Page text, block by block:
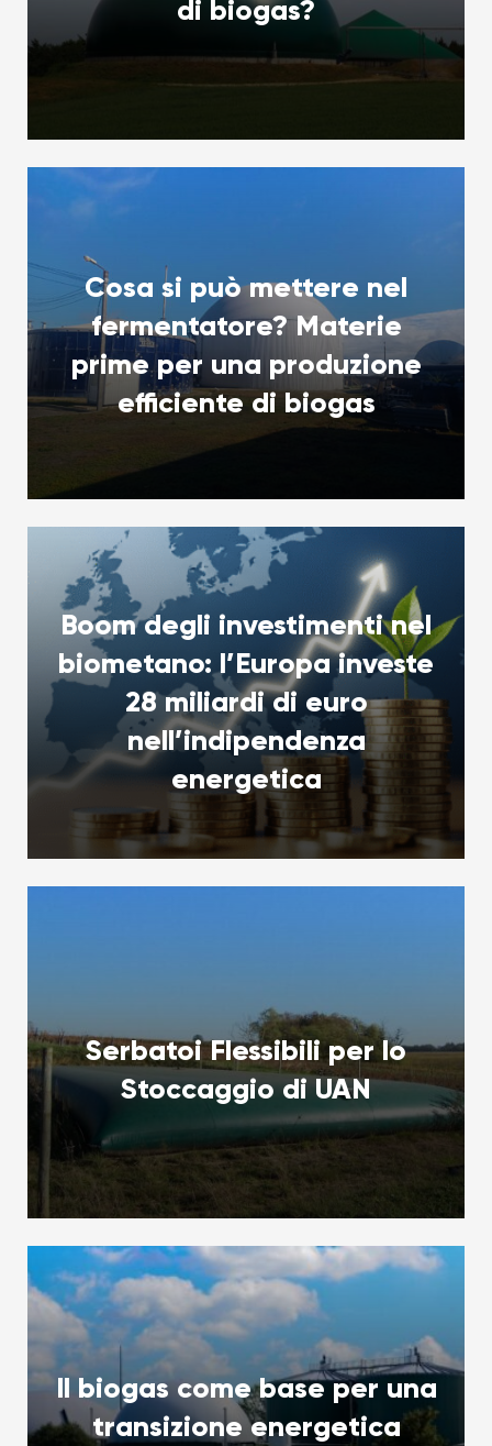
di biogas?
Cosa si può mettere nel
fermentatore? Materie
prime per una produzione
efficiente di biogas
Boom degli investimenti nel
biometano: l’Europa investe
28 miliardi di euro
nell’indipendenza
energetica
Serbatoi Flessibili per lo
Stoccaggio di UAN
Il biogas come base per una
transizione energetica